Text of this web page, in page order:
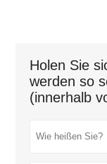
Holen Sie
werden so
(innerhalb